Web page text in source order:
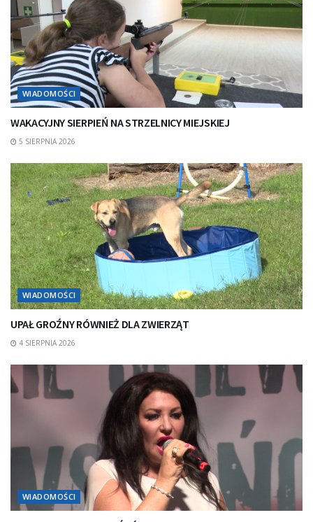
WIADOMOŚCI
WAKACYJNY SIERPIEŃ NA STRZELNICY MIEJSKIEJ
5 SIERPNIA 2026
WIADOMOŚCI
UPAŁ GROŹNY RÓWNIEŻ DLA ZWIERZĄT
4 SIERPNIA 2026
WIADOMOŚCI